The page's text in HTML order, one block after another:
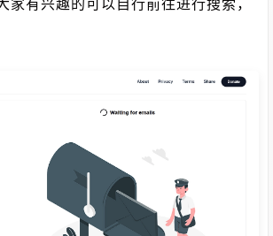
家有兴趣的可以自行前往进行搜索，